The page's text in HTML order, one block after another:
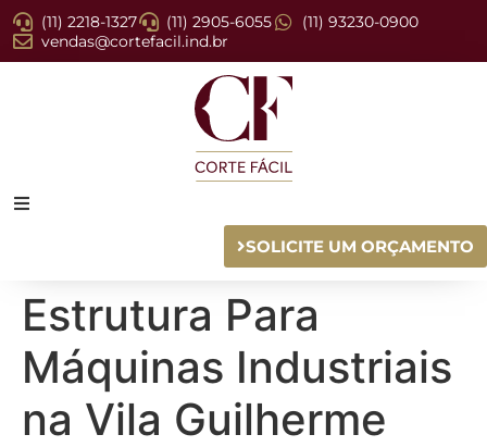
(11) 2218-1327 (11) 2905-6055
(11) 93230-0900
vendas@cortefacil.ind.br
SOLICITE UM ORÇAMENTO
Estrutura Para
Máquinas Industriais
na Vila Guilherme